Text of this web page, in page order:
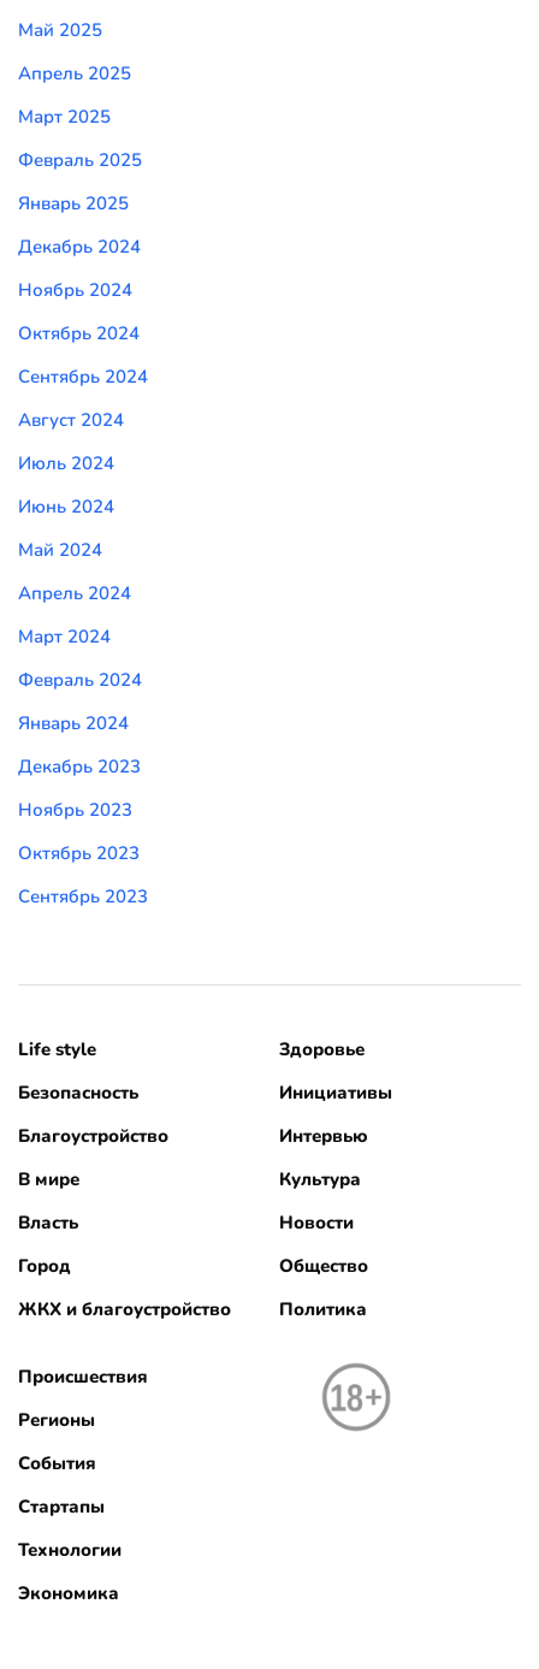
Май 2025
Апрель 2025
Март 2025
Февраль 2025
Январь 2025
Декабрь 2024
Ноябрь 2024
Октябрь 2024
Сентябрь 2024
Август 2024
Июль 2024
Июнь 2024
Май 2024
Апрель 2024
Март 2024
Февраль 2024
Январь 2024
Декабрь 2023
Ноябрь 2023
Октябрь 2023
Сентябрь 2023
Life style
Безопасность
Благоустройство
В мире
Власть
Город
ЖКХ и благоустройство
Здоровье
Инициативы
Интервью
Культура
Новости
Общество
Политика
Происшествия
Регионы
События
Стартапы
Технологии
Экономика